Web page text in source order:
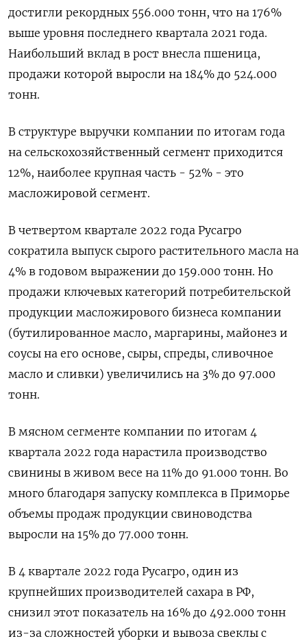
достигли рекордных 556.000 тонн, что на 176%
выше уровня последнего квартала 2021 года.
Наибольший вклад в рост внесла пшеница,
продажи которой выросли на 184% до 524.000
тонн.
В структуре выручки компании по итогам года
на сельскохозяйственный сегмент приходится
12%, наиболее крупная часть - 52% - это
масложировой сегмент.
В четвертом квартале 2022 года Русагро
сократила выпуск сырого растительного масла на
4% в годовом выражении до 159.000 тонн. Но
продажи ключевых категорий потребительской
продукции масложирового бизнеса компании
(бутилированное масло, маргарины, майонез и
соусы на его основе, сыры, спреды, сливочное
масло и сливки) увеличились на 3% до 97.000
тонн.
В мясном сегменте компании по итогам 4
квартала 2022 года нарастила производство
свинины в живом весе на 11% до 91.000 тонн. Во
много благодаря запуску комплекса в Приморье
объемы продаж продукции свиноводства
выросли на 15% до 77.000 тонн.
В 4 квартале 2022 года Русагро, один из
крупнейших производителей сахара в РФ,
снизил этот показатель на 16% до 492.000 тонн
из-за сложностей уборки и вывоза свеклы с